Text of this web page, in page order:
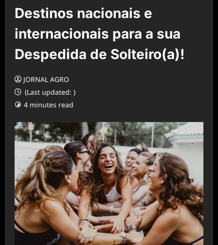
Destinos nacionais e
internacionais para a sua
Despedida de Solteiro(a)!
JORNAL AGRO
(Last updated: )
4 minutes read